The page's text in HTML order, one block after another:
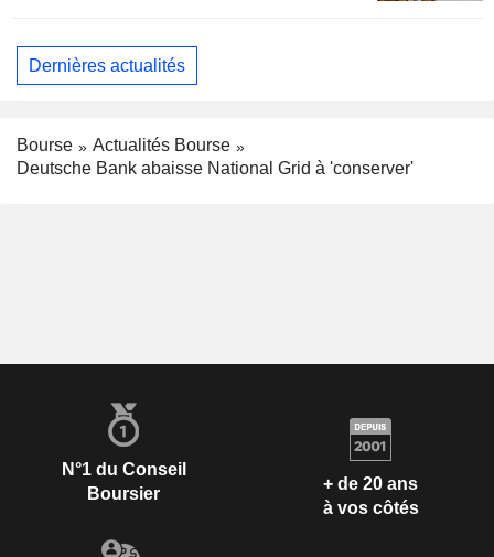
Dernières actualités
Bourse
Actualités Bourse
Deutsche Bank abaisse National Grid à 'conserver'
N°1 du Conseil
Boursier
+ de 20 ans
à vos côtés